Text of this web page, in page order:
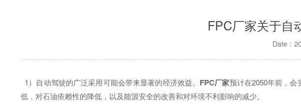
FPC厂家关于自
Date：
1）自动驾驶的广泛采用可能会带来显著的经济效益。 FPC厂家预计在2050年前，
低，对石油依赖性的降低，以及能源安全的改善和对环境不利影响的减少。